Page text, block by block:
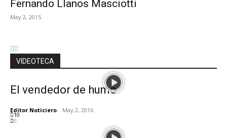
Fernando Llanos Masciotti
May 2, 2015
VIDEOTECA
El vendedor de humo
Editor Noticiero - May 2, 2016
10
0